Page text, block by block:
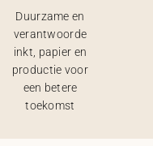
Duurzame en
verantwoorde
inkt, papier en
productie voor
een betere
toekomst